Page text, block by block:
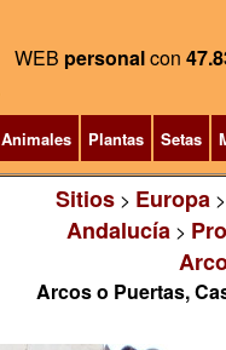
WEB personalcon
Animales Plantas Setas
Sitios> Europa
Andalucía>
Arcos o Puertas,